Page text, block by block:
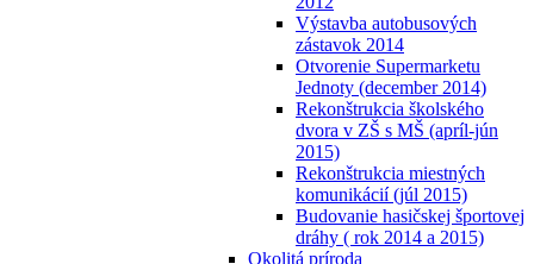
Výstavba autobusových
zástavok 2014
Otvorenie Supermarketu
Jednoty (december 2014)
Rekonštrukcia školského
dvora v ZŠ s MŠ (apríl-jún
2015)
Rekonštrukcia miestných
komunikácií (júl 2015)
Budovanie hasičskej športovej
dráhy ( rok 2014 a 2015)
Okolitá príroda